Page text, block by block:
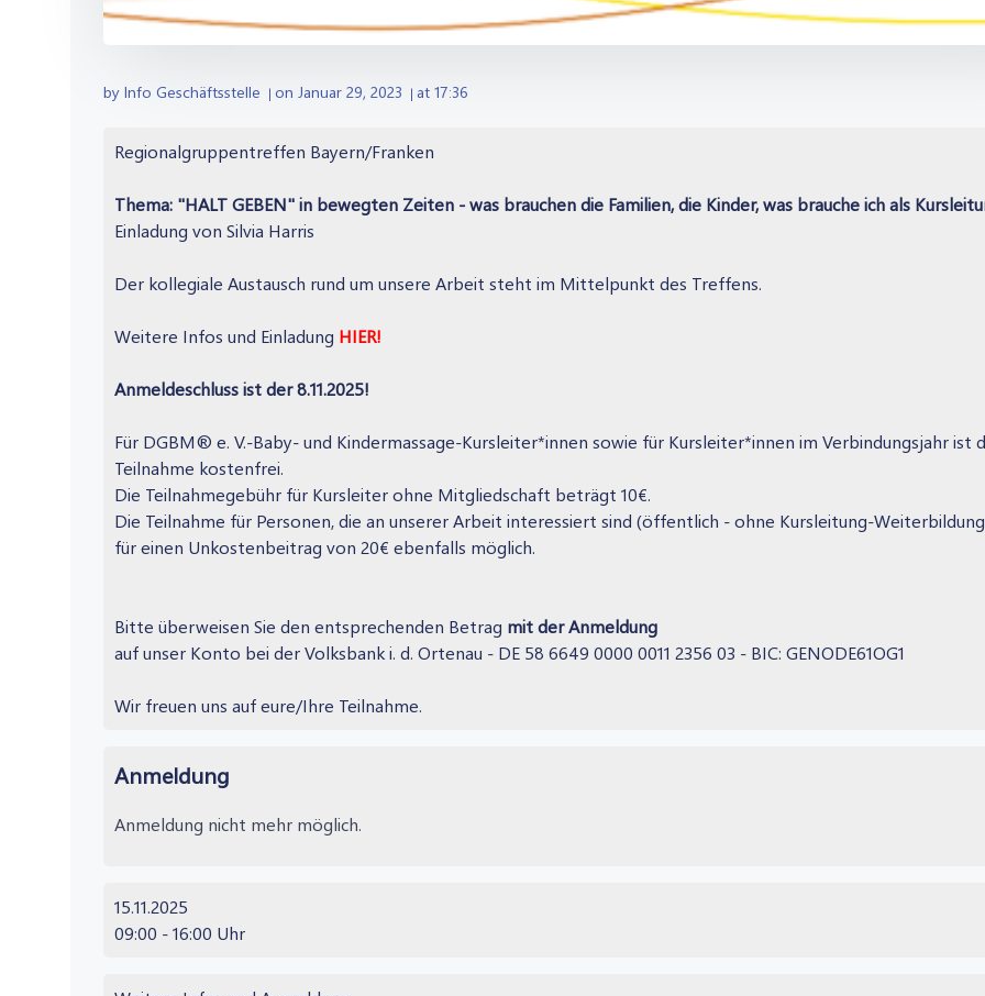
by Info Geschäftsstelle | on Januar 29, 2023 | at 17:36
Regionalgruppentreffen Bayern/Franken
Thema: "HALT GEBEN" in bewegten Zeiten - was brauchen die Familien, die Kinder, was brauche ich als
Einladung von Silvia Harris
Der kollegiale Austausch rund um unsere Arbeit steht im Mittelpunkt des Treffens.
Weitere Infos und Einladung HIER!
Anmeldeschluss ist der 8.11.2025!
Für DGBM® e. V.-Baby- und Kindermassage-Kursleiter*innen sowie für Kursleiter*innen im Verbindungsjahr ist
Teilnahme kostenfrei.
Die Teilnahmegebühr für Kursleiter ohne Mitgliedschaft beträgt 10€.
Die Teilnahme für Personen, die an unserer Arbeit interessiert sind (öffentlich - ohne Kursleitung-
für einen Unkostenbeitrag von 20€ ebenfalls möglich.
Bitte überweisen Sie den entsprechenden Betrag mit der Anmeldung
auf unser Konto bei der Volksbank i. d. Ortenau - DE 58 6649 0000 0011 2356 03 - BIC: GENODE61OG1
Wir freuen uns auf eure/Ihre Teilnahme.
Anmeldung
Anmeldung nicht mehr möglich.
15.11.2025
09:00 - 16:00 Uhr